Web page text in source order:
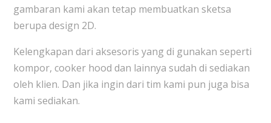
gambaran kami akan tetap membuatkan sketsa
berupa design 2D.
Kelengkapan dari aksesoris yang di gunakan seperti
kompor, cooker hood dan lainnya sudah di sediakan
oleh klien. Dan jika ingin dari tim kami pun juga bisa
kami sediakan.